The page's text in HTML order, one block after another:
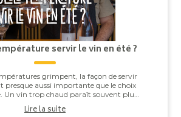
servir le vin en été ?
grimpent, la façon de servir
presque aussi importante que le choix
Un vin trop chaud paraît souvent plus
Lire la suite